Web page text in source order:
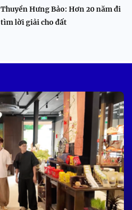
Thuyền Hưng Bảo: Hơn 20 năm đi
tìm lời giải cho đất